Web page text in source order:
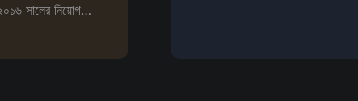
সালের নিয়োগ